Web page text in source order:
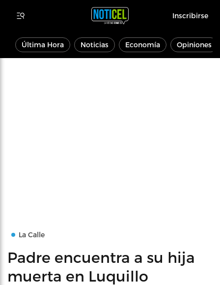
Inscribirse
Última Hora Noticias Economía Opiniones
La Calle
Padre encuentra a su hija
muerta en Luquillo